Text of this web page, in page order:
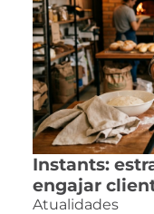
Instants:
engajar
Atualidades